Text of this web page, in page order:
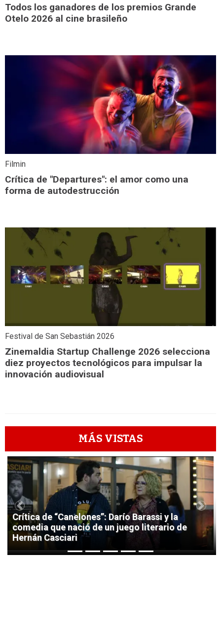
Todos los ganadores de los premios Grande
Otelo 2026 al cine brasileño
Filmin
Crítica de "Departures": el amor como una
forma de autodestrucción
Festival de San Sebastián 2026
Zinemaldia Startup Challenge 2026 selecciona
diez proyectos tecnológicos para impulsar la
innovación audiovisual
MÁS VISTAS
1
Crítica de “Canelones”: Darío Barassi y la
comedia que nació de un juego literario de
Hernán Casciari
Previous Next